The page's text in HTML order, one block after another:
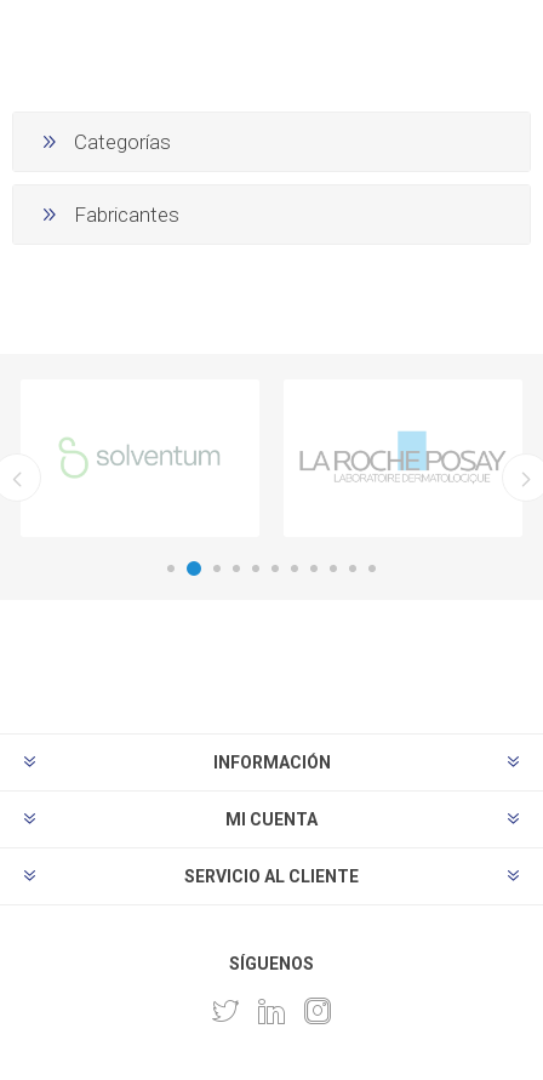
Categorías
Fabricantes
INFORMACIÓN
MI CUENTA
SERVICIO AL CLIENTE
SÍGUENOS